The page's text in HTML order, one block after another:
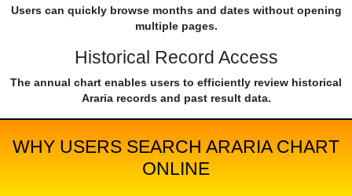
Users can quickly browse months and dates without opening
multiple pages.
Historical Record Access
The annual chart enables users to efficiently review historical
Araria records and past result data.
WHY USERS SEARCH ARARIA CHART
ONLINE